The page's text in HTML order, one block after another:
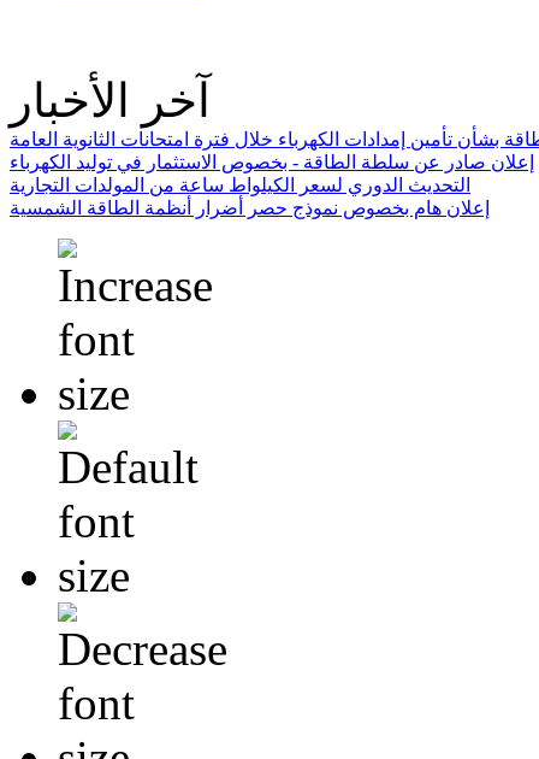
آخر الأخبار
بشأن تأمين إمدادات الكهرباء خلال فترة امتحانات الثانوية العامة
إعلان صادر عن سلطة الطاقة - بخصوص الاستثمار في توليد الكهرباء
التحديث الدوري لسعر الكيلواط ساعة من المولدات التجارية
إعلان هام بخصوص نموذج حصر أضرار أنظمة الطاقة الشمسية